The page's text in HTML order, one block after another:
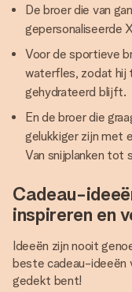
De broer die van
gepersonaliseerde
Voor de sportieve
waterfles, zodat hij
gehydrateerd blijft.
En de broer die
gelukkiger zijn met
Van snijplanken tot
Cadeau-
inspireren en
Ideeën zijn nooit
beste cadeau-ideeën
gedekt bent!